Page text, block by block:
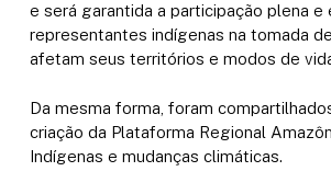
e será garantida a participação plena e
representantes indígenas na tomada
afetam seus territórios e modos de
Da mesma forma, foram
criação da Plataforma Regional
Indígenas e mudanças climáticas.